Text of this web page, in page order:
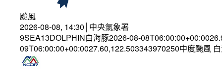
颱風
2026-08-08, 14:30│中央氣象署
9SEA13DOLPHIN白海豚2026-08-
09T06:00:00+00:0027.60,122.503343970250中度颱風